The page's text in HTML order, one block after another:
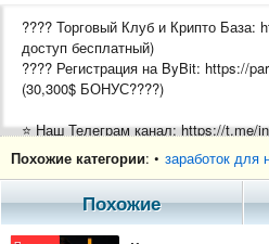
???? Торговый Клуб и Крипто База:
доступ бесплатный)
???? Регистрация на ByBit: https://
(30,300$ БОНУС????)
⭐️ Наш Телеграм канал: https://t.me/
Если возникли вопросы - пишите
❤️ Наша бесплатная служба
https://t.me/invcoin_support
Похожие категории: • заработок для
Похожие